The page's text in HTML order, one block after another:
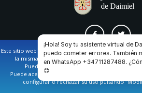
AVISO LEGAL Y POLÍTICA DE PRIVACIDAD
Ayuntamiento de Daimiel. Casa
Este sitio web utiliza cookies propias y de terceros
la misma y obtener datos estadísticos de la
Puede obtener más información en nuestra
Puede aceptar todas las cookies pulsando en el
configurar o rechazar su uso pulsando
¡Hola! Soy tu asistente virtual de
puedo cometer errores. También
en WhatsApp +34711287488.
😊